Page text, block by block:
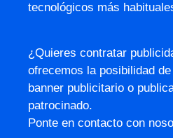
tecnológicos más
¿Quieres contratar
ofrecemos la posibilidad
banner publicitario o
patrocinado.
Ponte en contacto con